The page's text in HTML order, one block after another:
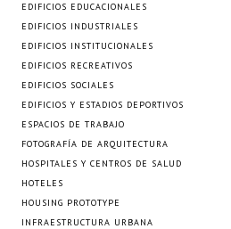
EDIFICIOS EDUCACIONALES
EDIFICIOS INDUSTRIALES
EDIFICIOS INSTITUCIONALES
EDIFICIOS RECREATIVOS
EDIFICIOS SOCIALES
EDIFICIOS Y ESTADIOS DEPORTIVOS
ESPACIOS DE TRABAJO
FOTOGRAFÍA DE ARQUITECTURA
HOSPITALES Y CENTROS DE SALUD
HOTELES
HOUSING PROTOTYPE
INFRAESTRUCTURA URBANA